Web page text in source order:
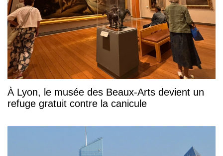
À Lyon, le musée des Beaux-Arts devient un
refuge gratuit contre la canicule